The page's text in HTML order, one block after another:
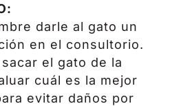
darle al gato un
en el consultorio.
el gato de la
cuál es la mejor
evitar daños por